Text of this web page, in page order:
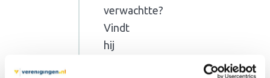
verwachtte?
Vindt
hij